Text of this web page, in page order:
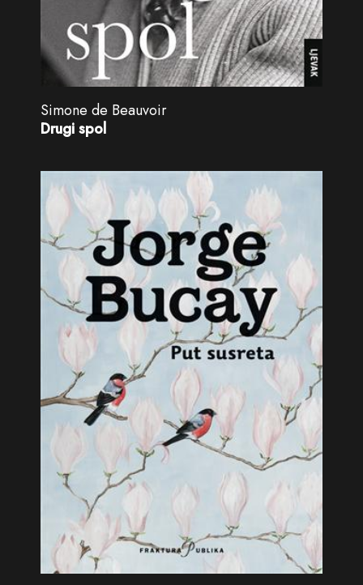
Simone de Beauvoir
Drugi spol